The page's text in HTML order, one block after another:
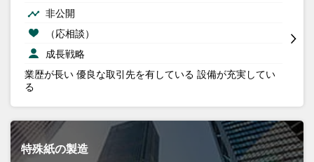
非公開
（応相談）
成長戦略
業歴が長い 優良な取引先を有している 設備が充実してい
る
特殊紙の製造